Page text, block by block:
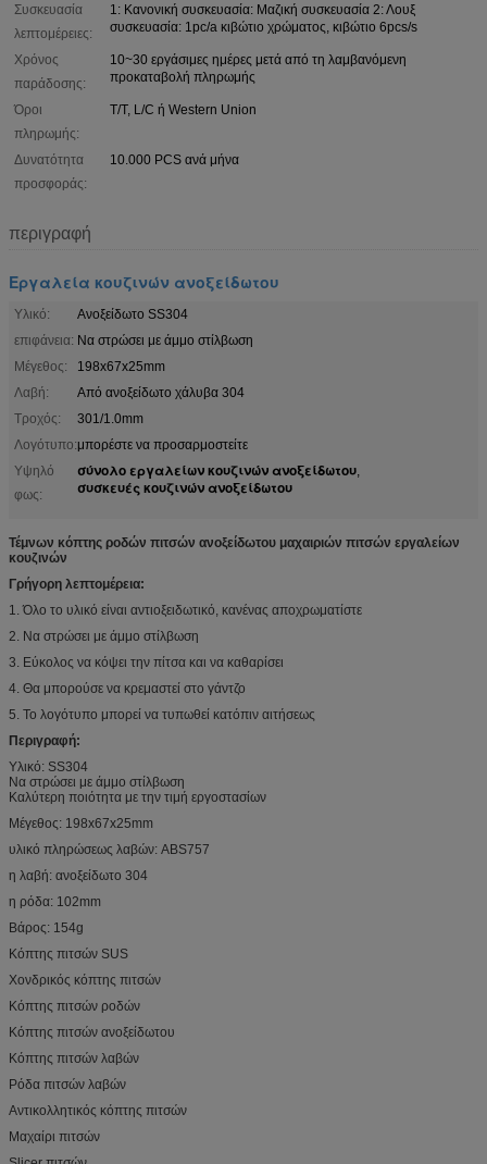
Συσκευασία
λεπτομέρειες:
1: Κανονική συσκευασία: Μαζική συσκευασία 2: Λουξ
συσκευασία: 1pc/a κιβώτιο χρώματος, κιβώτιο 6pcs/s
Χρόνος
παράδοσης:
10~30 εργάσιμες ημέρες μετά από τη λαμβανόμενη
προκαταβολή πληρωμής
Όροι
πληρωμής:
T/T, L/C ή Western Union
Δυνατότητα
προσφοράς:
10.000 PCS ανά μήνα
περιγραφή
Εργαλεία κουζινών ανοξείδωτου
Υλικό:
Ανοξείδωτο SS304
επιφάνεια: Να στρώσει με άμμο στίλβωση
Μέγεθος:
198x67x25mm
Λαβή:
Από ανοξείδωτο χάλυβα 304
Τροχός:
301/1.0mm
Λογότυπο:μπορέστε να προσαρμοστείτε
Υψηλό
φως:
σύνολο εργαλείων κουζινών ανοξείδωτου,
συσκευές κουζινών ανοξείδωτου
Τέμνων κόπτης ροδών πιτσών ανοξείδωτου μαχαιριών πιτσών εργαλείων
κουζινών
Γρήγορη λεπτομέρεια:
1. Όλο το υλικό είναι αντιοξειδωτικό, κανένας αποχρωματίστε
2. Να στρώσει με άμμο στίλβωση
3. Εύκολος να κόψει την πίτσα και να καθαρίσει
4. Θα μπορούσε να κρεμαστεί στο γάντζο
5. Το λογότυπο μπορεί να τυπωθεί κατόπιν αιτήσεως
Περιγραφή:
Υλικό: SS304
Να στρώσει με άμμο στίλβωση
Καλύτερη ποιότητα με την τιμή εργοστασίων
Μέγεθος: 198x67x25mm
υλικό πληρώσεως λαβών: ABS757
η λαβή: ανοξείδωτο 304
η ρόδα: 102mm
Βάρος: 154g
Κόπτης πιτσών SUS
Χονδρικός κόπτης πιτσών
Κόπτης πιτσών ροδών
Κόπτης πιτσών ανοξείδωτου
Κόπτης πιτσών λαβών
Ρόδα πιτσών λαβών
Αντικολλητικός κόπτης πιτσών
Μαχαίρι πιτσών